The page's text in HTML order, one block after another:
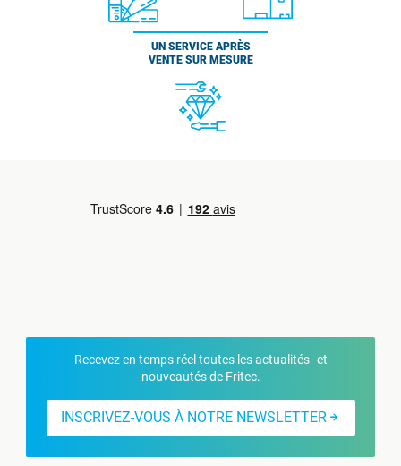
UN SERVICE APRÈS
VENTE SUR MESURE
Recevez en temps réel toutes les actualités et
nouveautés de Fritec.
INSCRIVEZ-VOUS À NOTRE NEWSLETTER